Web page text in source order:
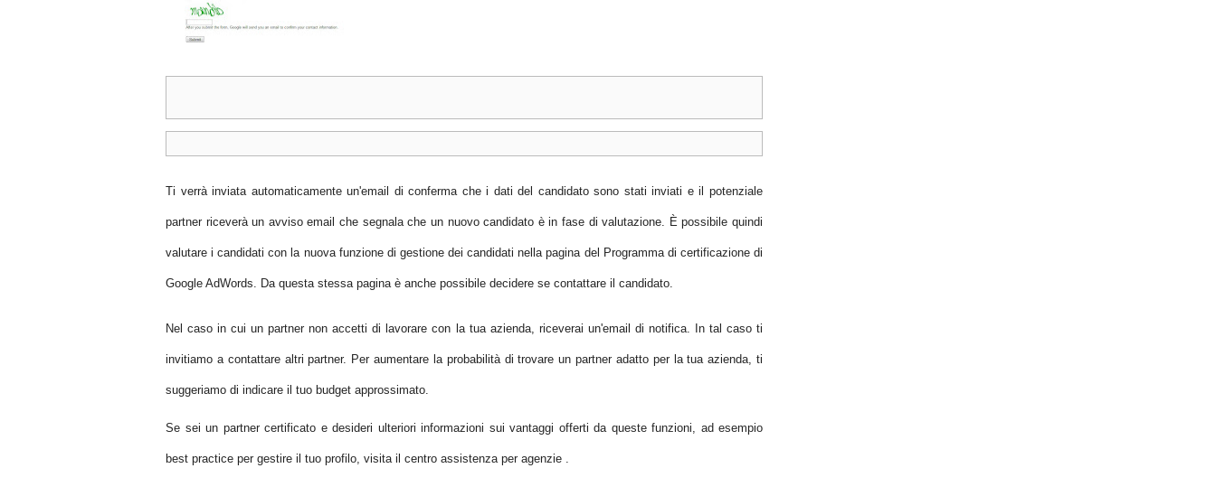
Ti verrà inviata automaticamente un'email di conferma che i dati del candidato sono stati inviati e il potenziale
partner riceverà un avviso email che segnala che un nuovo candidato è in fase di valutazione. È possibile quindi
valutare i candidati con la nuova funzione di gestione dei candidati nella pagina del Programma di certificazione di
Google AdWords. Da questa stessa pagina è anche possibile decidere se contattare il candidato.
Nel caso in cui un partner non accetti di lavorare con la tua azienda, riceverai un'email di notifica. In tal caso ti
invitiamo a contattare altri partner. Per aumentare la probabilità di trovare un partner adatto per la tua azienda, ti
suggeriamo di indicare il tuo budget approssimato.
Se sei un partner certificato e desideri ulteriori informazioni sui vantaggi offerti da queste funzioni, ad esempio
best practice per gestire il tuo profilo, visita il centro assistenza per agenzie .